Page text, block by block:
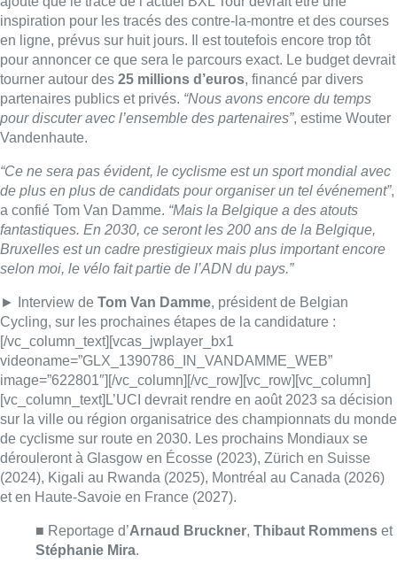
Bruxelles est un cadre prestigieux mais plus important encore
selon moi, le vélo fait partie de l’ADN du pays.”
► Interview de Tom Van Damme, président de Belgian
Cycling, sur les prochaines étapes de la candidature :
[/vc_column_text][vcas_jwplayer_bx1
videoname=”GLX_1390786_IN_VANDAMME_WEB”
image=”622801″][/vc_column][/vc_row][vc_row][vc_column]
[vc_column_text]L’UCI devrait rendre en août 2023 sa décision
sur la ville ou région organisatrice des championnats du monde
de cyclisme sur route en 2030. Les prochains Mondiaux se
dérouleront à Glasgow en Écosse (2023), Zürich en Suisse
(2024), Kigali au Rwanda (2025), Montréal au Canada (2026)
et en Haute-Savoie en France (2027).
■ Reportage d’ Arnaud Bruckner , Thibaut Rommens
Stéphanie Mira
Gr.I. avec Belga – Photo : Belga/Nicolas
Maeterlinck[/vc_column_text][/vc_column][/vc_row]
Lire aussi :
Mémorial Van Damme: “From Ivo to
Mondo”, une exposition sur Ivo
Mémorial